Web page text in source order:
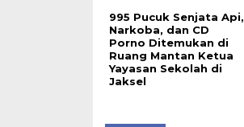
995 Pucuk Senjata Api,
Narkoba, dan CD
Porno Ditemukan di
Ruang Mantan Ketua
Yayasan Sekolah di
Jaksel